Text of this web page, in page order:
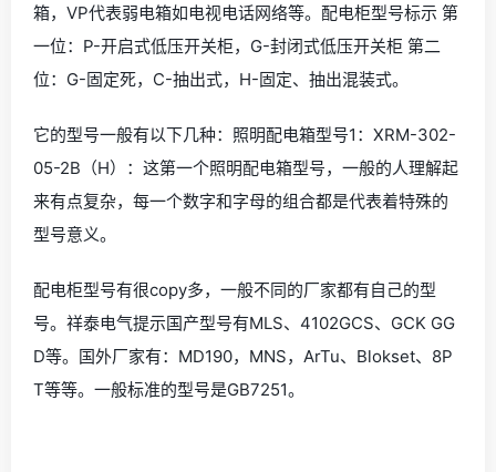
箱，VP代表弱电箱如电视电话网络等。配电柜型号标示 第
一位：P-开启式低压开关柜，G-封闭式低压开关柜 第二
位：G-固定死，C-抽出式，H-固定、抽出混装式。
它的型号一般有以下几种：照明配电箱型号1：XRM-302-
05-2B（H）：这第一个照明配电箱型号，一般的人理解起
来有点复杂，每一个数字和字母的组合都是代表着特殊的
型号意义。
配电柜型号有很copy多，一般不同的厂家都有自己的型
号。祥泰电气提示国产型号有MLS、4102GCS、GCK GG
D等。国外厂家有：MD190，MNS，ArTu、Blokset、8P
T等等。一般标准的型号是GB7251。